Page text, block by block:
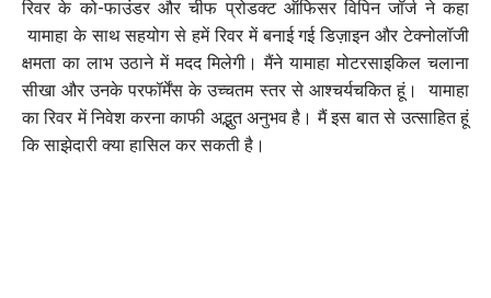
रिवर के को-फाउंडर और चीफ प्रोडक्ट ऑफिसर विपिन जॉर्ज ने कहा
यामाहा के साथ सहयोग से हमें रिवर में बनाई गई डिज़ाइन और टेक्नोलॉजी
क्षमता का लाभ उठाने में मदद मिलेगी। मैंने यामाहा मोटरसाइकिल चलाना
सीखा और उनके परफॉर्मेंस के उच्चतम स्तर से आश्चर्यचकित हूं। यामाहा
का रिवर में निवेश करना काफी अद्भुत अनुभव है। मैं इस बात से उत्साहित हूं
कि साझेदारी क्या हासिल कर सकती है।